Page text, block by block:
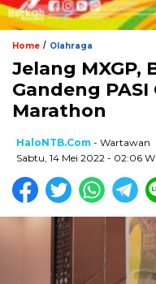
Home / Olahraga
Jelang MXGP,
Gandeng
Marathon
HaloNTB.com - Wartawan
Sabtu, 14 Mei 2022 - 02:06